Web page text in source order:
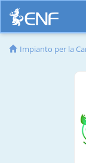
Impianto per la